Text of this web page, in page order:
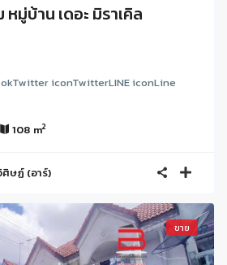
หมู่บ้าน เดอะ มิราเคิล
iconTwitterLINE iconLine
108 m2
ษฏ์ (อาร์)
ขาย